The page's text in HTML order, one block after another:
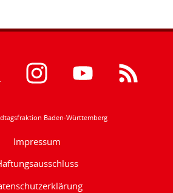
Baden-Württemberg
Impressum